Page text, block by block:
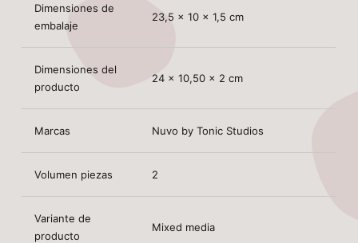
Dimensiones de
embalaje
23,5 x 10 x 1,5 cm
Dimensiones del
producto
24 x 10,50 x 2 cm
Marcas Nuvo by Tonic Studios
Volumen piezas 2
Variante de
producto
Mixed media